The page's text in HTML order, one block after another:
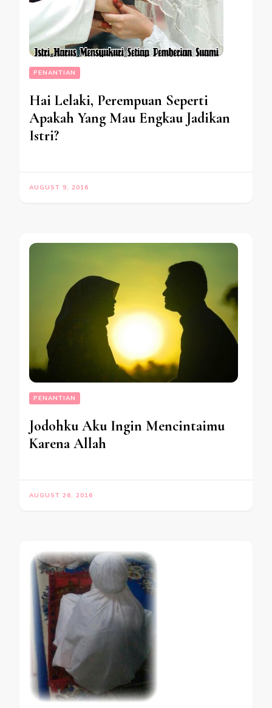
PENANTIAN
Hai Lelaki, Perempuan Seperti
Apakah Yang Mau Engkau Jadikan
Istri?
AUGUST 9, 2016
PENANTIAN
Jodohku Aku Ingin Mencintaimu
Karena Allah
AUGUST 26, 2016